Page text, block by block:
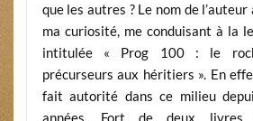
que les autres ? Le nom de
ma curiosité, me conduisant à la
intitulée « Prog 100 : le
précurseurs aux héritiers ». En
fait autorité dans ce milieu
années. Fort de deux